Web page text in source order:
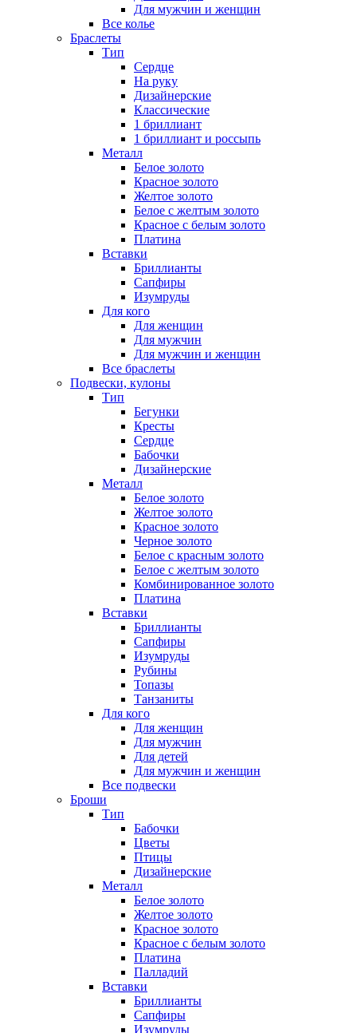
Для мужчин и женщин
Все колье
Браслеты
Тип
Сердце
На руку
Дизайнерские
Классические
1 бриллиант
1 бриллиант и россыпь
Металл
Белое золото
Красное золото
Желтое золото
Белое с желтым золото
Красное с белым золото
Платина
Вставки
Бриллианты
Сапфиры
Изумруды
Для кого
Для женщин
Для мужчин
Для мужчин и женщин
Все браслеты
Подвески, кулоны
Тип
Бегунки
Кресты
Сердце
Бабочки
Дизайнерские
Металл
Белое золото
Желтое золото
Красное золото
Черное золото
Белое с красным золото
Белое с желтым золото
Комбинированное золото
Платина
Вставки
Бриллианты
Сапфиры
Изумруды
Рубины
Топазы
Танзаниты
Для кого
Для женщин
Для мужчин
Для детей
Для мужчин и женщин
Все подвески
Броши
Тип
Бабочки
Цветы
Птицы
Дизайнерские
Металл
Белое золото
Желтое золото
Красное золото
Красное с белым золото
Платина
Палладий
Вставки
Бриллианты
Сапфиры
Изумруды